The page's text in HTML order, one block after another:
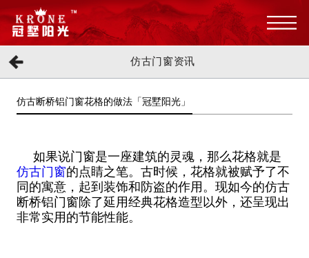
仿古门窗资讯
仿古断桥铝门窗花格的做法「冠墅阳光」
如果说门窗是一座建筑的灵魂，那么花格就是
仿古门窗的点睛之笔。古时候，花格就被赋予了不
同的寓意，起到装饰和防盗的作用。现如今的仿古
断桥铝门窗除了延用经典花格造型以外，还呈现出
非常实用的节能性能。